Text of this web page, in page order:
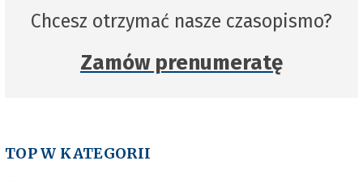
Chcesz otrzymać nasze czasopismo?
Zamów prenumeratę
TOP W KATEGORII